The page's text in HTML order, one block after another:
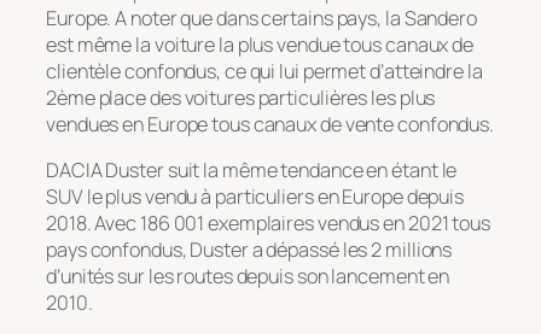
Europe. A noter que dans certains pays, la Sandero
est même la voiture la plus vendue tous canaux de
clientèle confondus, ce qui lui permet d’atteindre la
2ème place des voitures particulières les plus
vendues en Europe tous canaux de vente confondus.
DACIA Duster suit la même tendance en étant le
SUV le plus vendu à particuliers en Europe depuis
2018. Avec 186 001 exemplaires vendus en 2021 tous
pays confondus, Duster a dépassé les 2 millions
d’unités sur les routes depuis son lancement en
2010.